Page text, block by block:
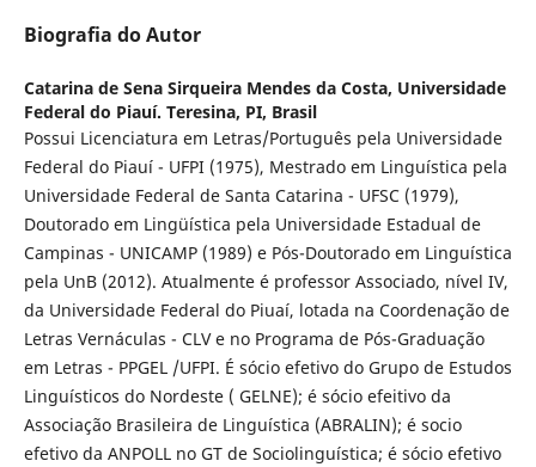
Biografia do Autor
Catarina de Sena Sirqueira Mendes da Costa, Universidade
Federal do Piauí. Teresina, PI, Brasil
Possui Licenciatura em Letras/Português pela Universidade
Federal do Piauí - UFPI (1975), Mestrado em Linguística pela
Universidade Federal de Santa Catarina - UFSC (1979),
Doutorado em Lingüística pela Universidade Estadual de
Campinas - UNICAMP (1989) e Pós-Doutorado em Linguística
pela UnB (2012). Atualmente é professor Associado, nível IV,
da Universidade Federal do Piuaí, lotada na Coordenação de
Letras Vernáculas - CLV e no Programa de Pós-Graduação
em Letras - PPGEL /UFPI. É sócio efetivo do Grupo de Estudos
Linguísticos do Nordeste ( GELNE); é sócio efeitivo da
Associação Brasileira de Linguística (ABRALIN); é socio
efetivo da ANPOLL no GT de Sociolinguística; é sócio efetivo